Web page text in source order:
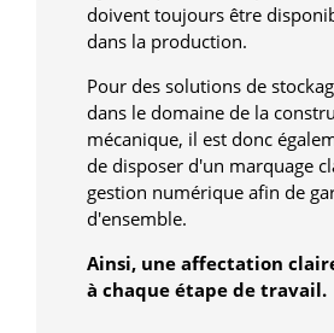
doivent toujours être
dans la production.
Pour des solutions de
dans le domaine de la
mécanique, il est donc
de disposer d'un marquage
gestion numérique afin de
d'ensemble.
Ainsi, une affectation
à chaque étape de travail.